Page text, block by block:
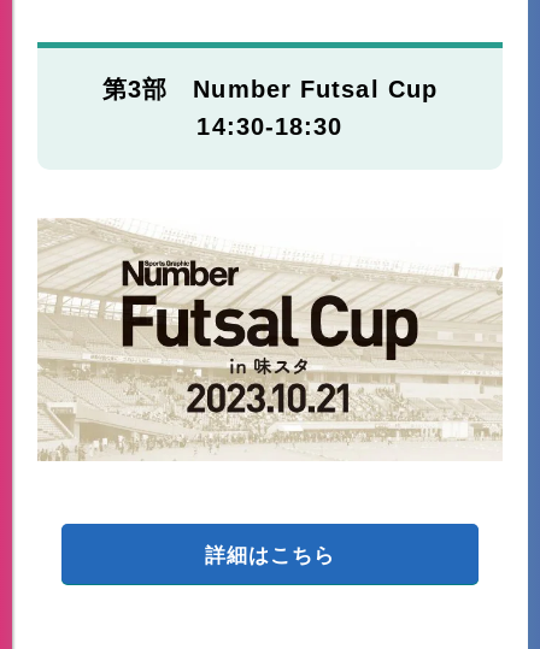
第3部 Number Futsal Cup
14:30-18:30
詳細はこちら